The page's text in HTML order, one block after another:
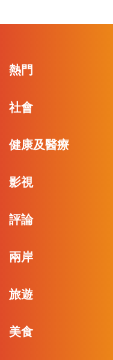
熱門
社會
健康及醫療
影視
評論
兩岸
旅遊
美食